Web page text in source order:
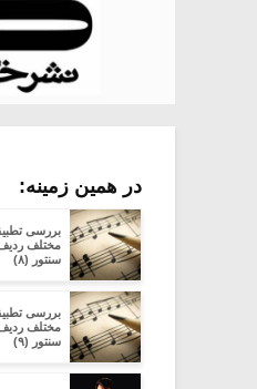
در همین زمینه:
بررسی
مختلف ردیف
سنتور (۸)
بررسی
مختلف ردیف
سنتور (۹)